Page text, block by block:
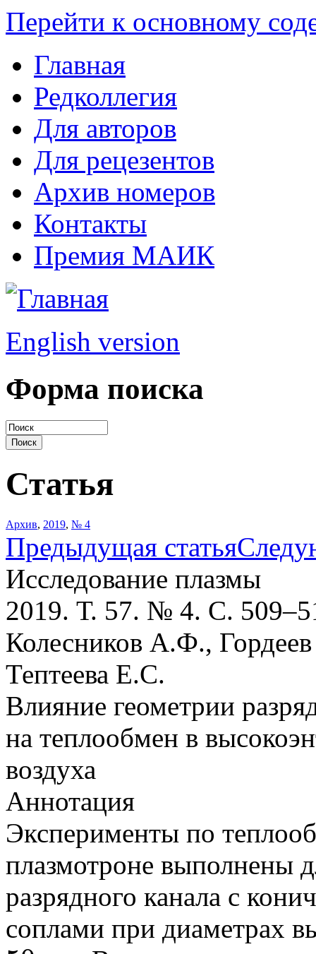
Перейти к основному
Главная
Редколлегия
Для авторов
Для рецезентов
Архив номеров
Контакты
Премия МАИК
English version
Форма поиска
Статья
Архив, 2019, № 4
Предыдущая статья
Исследование плазмы
2019. Т. 57. № 4. С.
Колесников А.Ф.,
Тептеева Е.С.
Влияние геометрии
на теплообмен в
воздуха
Аннотация
Эксперименты по
плазмотроне выполнены
разрядного канала с
соплами при диаметрах